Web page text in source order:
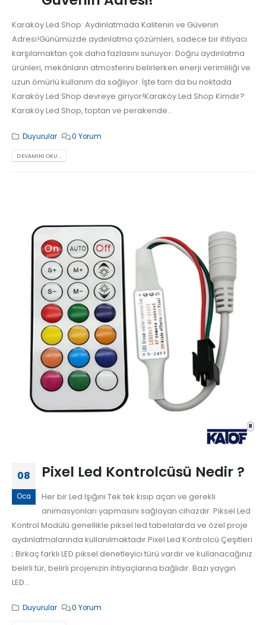
Karaköy Led Shop: Aydınlatmada Kalitenin ve Güvenin
Adresi!Günümüzde aydınlatma çözümleri, sadece bir ihtiyacı
karşılamaktan çok daha fazlasını sunuyor. Doğru aydınlatma
ürünleri, mekânların atmosferini belirlerken enerji verimliliği ve
uzun ömürlü kullanım da sağlıyor. İşte tam da bu noktada
Karaköy Led Shop devreye giriyor!Karaköy Led Shop Kimdir?
Karaköy Led Shop, toptan ve perakende...
Duyurular 0 Yorum
DEVAMINI OKU...
08
Oca
Pixel Led Kontrolcüsü Nedir ?
Her bir Led Işığını Tek tek kısıp açan ve gerekli
animasyonları yapmasını sağlayan cihazdır. Piksel Led
Kontrol Modülü genellikle piksel led tabelalarda ve özel proje
aydınlatmalarında kullanılmaktadır.Pixel Led Kontrolcü Çeşitleri
; Birkaç farklı LED piksel denetleyici türü vardır ve kullanacağınız
belirli tür, belirli projenizin ihtiyaçlarına bağlıdır. Bazı yaygın
LED...
Duyurular 0 Yorum